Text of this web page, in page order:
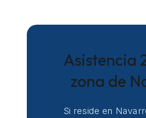
Asistencia
zona de
Si reside en